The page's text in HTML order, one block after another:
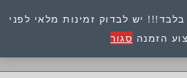
יש לבדוק זמינות מלאי לפני
הזמנה סגור
כתובת : היוזמים 9 אור יהודה שירות לקוחות 054-
8945722